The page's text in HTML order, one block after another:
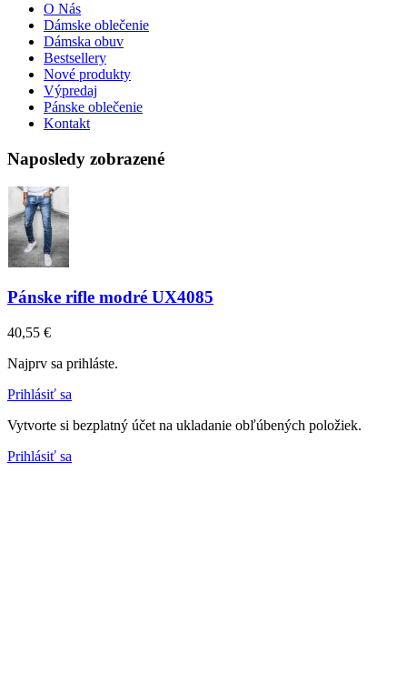
O Nás
Dámske oblečenie
Dámska obuv
Bestsellery
Nové produkty
Výpredaj
Pánske oblečenie
Kontakt
Naposledy zobrazené
Pánske rifle modré UX4085
40,55 €
Najprv sa prihláste.
Prihlásiť sa
Vytvorte si bezplatný účet na ukladanie obľúbených položiek.
Prihlásiť sa